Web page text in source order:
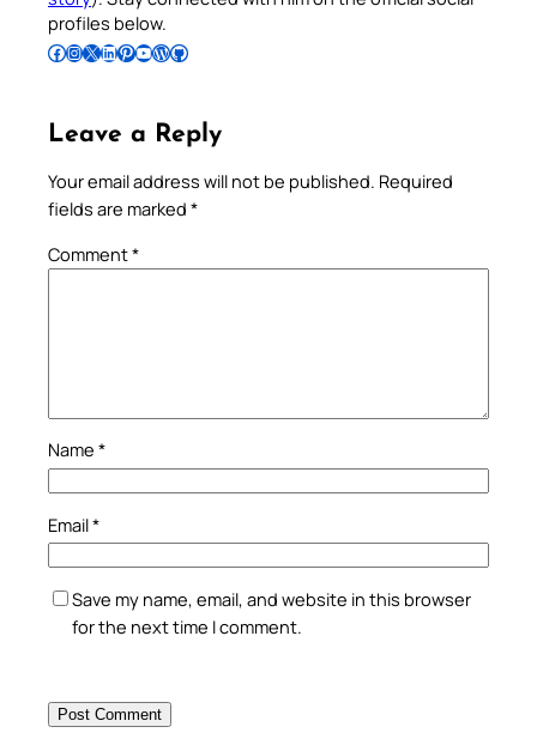
profiles below.
Follow Pradeep on Facebook Follow Pradeep on InstagramFollow Pradeep on X Follow Pradeep on LinkedIn Follow Pradeep on Pinterest Subscribe to Pradeep’s Youtube Channel Follow Pradeep on WordPress Follow Pradeep on GitHub
Leave a Reply
Your email address will not be published. Required
fields are marked *
Comment*
Name *
Email*
Save my name, email, and website in this browser
for the next time I comment.